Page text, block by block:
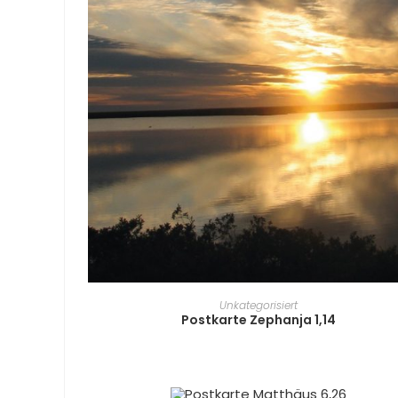
WEITERLESEN
Unkategorisiert
Postkarte Zephanja 1,14